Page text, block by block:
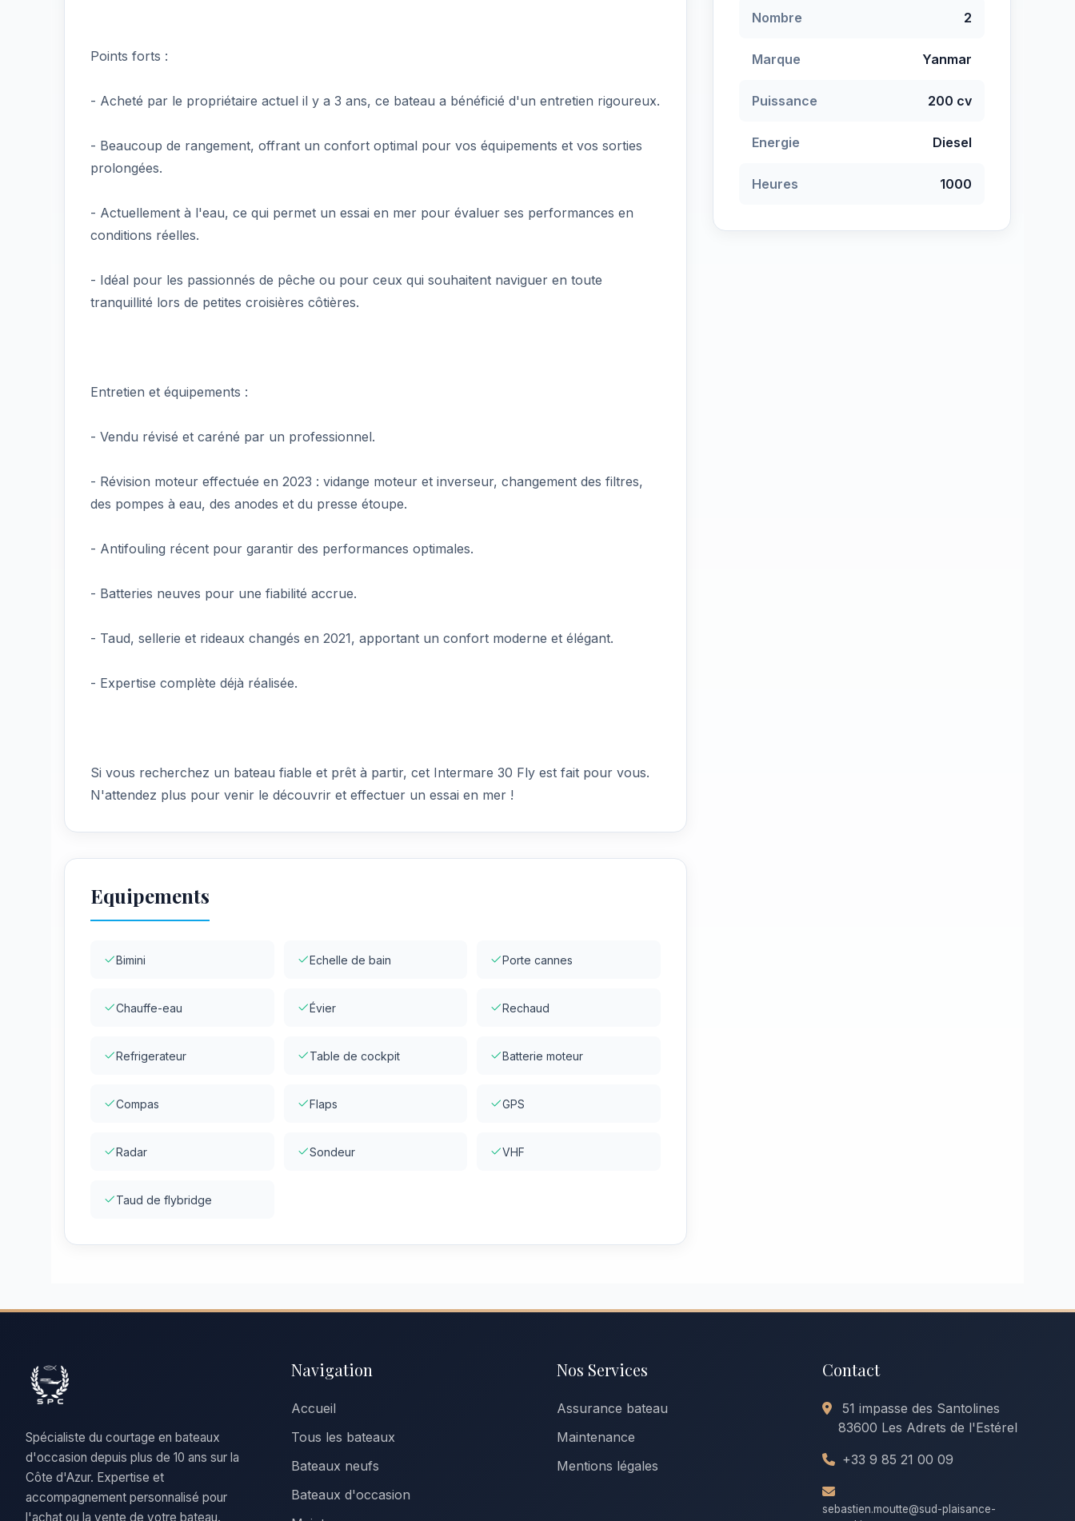
Points forts :
- Acheté par le propriétaire actuel il y a 3 ans, ce bateau a bénéficié d'un entretien rigoureux.
- Beaucoup de rangement, offrant un confort optimal pour vos équipements et vos sorties
prolongées.
- Actuellement à l'eau, ce qui permet un essai en mer pour évaluer ses performances en
conditions réelles.
- Idéal pour les passionnés de pêche ou pour ceux qui souhaitent naviguer en toute
tranquillité lors de petites croisières côtières.
Entretien et équipements :
- Vendu révisé et caréné par un professionnel.
- Révision moteur effectuée en 2023 : vidange moteur et inverseur, changement des filtres,
des pompes à eau, des anodes et du presse étoupe.
- Antifouling récent pour garantir des performances optimales.
- Batteries neuves pour une fiabilité accrue.
- Taud, sellerie et rideaux changés en 2021, apportant un confort moderne et élégant.
- Expertise complète déjà réalisée.
Si vous recherchez un bateau fiable et prêt à partir, cet Intermare 30 Fly est fait pour vous.
N'attendez plus pour venir le découvrir et effectuer un essai en mer !
Equipements
Bimini Echelle de bain Porte cannes
Chauffe-eau Évier Rechaud
Refrigerateur Table de cockpit Batterie moteur
Compas Flaps GPS
Radar Sondeur VHF
Taud de flybridge
Nombre 2
Marque Yanmar
Puissance 200 cv
Energie Diesel
Heures 1000
Spécialiste du courtage en bateaux
d'occasion depuis plus de 10 ans sur la
Côte d'Azur. Expertise et
accompagnement personnalisé pour
l'achat ou la vente de votre bateau.
Navigation
Accueil
Tous les bateaux
Bateaux neufs
Bateaux d'occasion
Nos Services
Assurance bateau
Maintenance
Mentions légales
Contact
51 impasse des Santolines
83600 Les Adrets de l'Estérel
+33 9 85 21 00 09
sebastien.moutte@sud-plaisance-